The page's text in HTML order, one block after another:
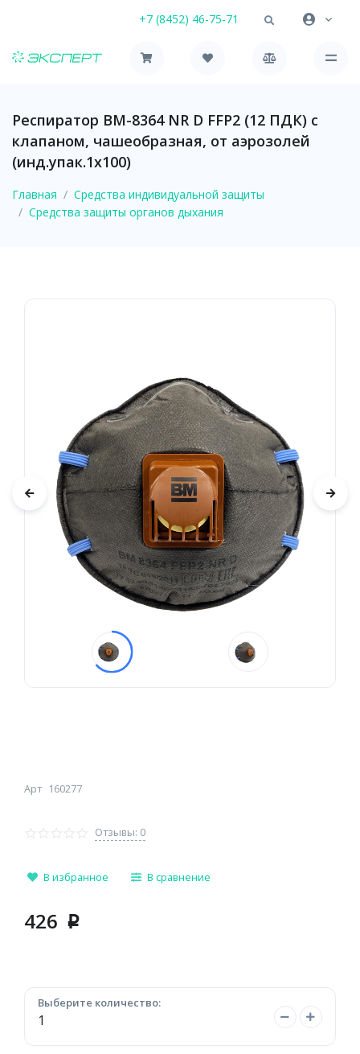
+7 (8452) 46-75-71
Респиратор ВМ-8364 NR D FFP2 (12 ПДК) с
клапаном, чашеобразная, от аэрозолей
(инд.упак.1х100)
Главная
Средства индивидуальной защиты
Средства защиты органов дыхания
Арт 160277
Отзывы: 0
В избранное В сравнение
426 p
Выберите количество: